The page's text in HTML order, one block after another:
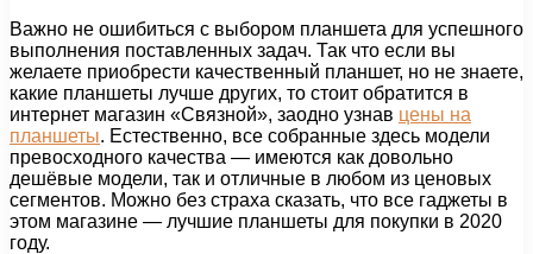
Важно не ошибиться с выбором планшета для успешного
выполнения поставленных задач. Так что если вы
желаете приобрести качественный планшет, но не знаете,
какие планшеты лучше других, то стоит обратится в
интернет магазин «Связной», заодно узнав цены на
планшеты. Естественно, все собранные здесь модели
превосходного качества — имеются как довольно
дешёвые модели, так и отличные в любом из ценовых
сегментов. Можно без страха сказать, что все гаджеты в
этом магазине — лучшие планшеты для покупки в 2020
году.